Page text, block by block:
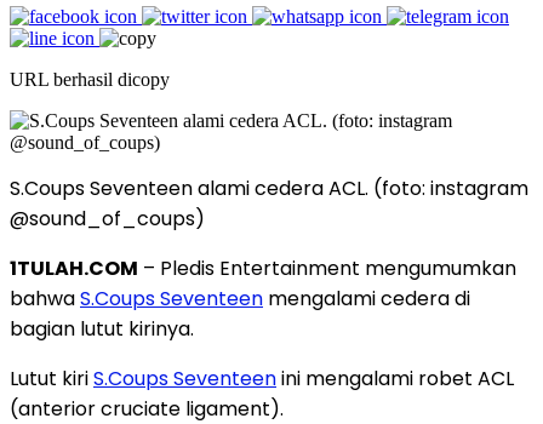
URL berhasil dicopy
S.Coups Seventeen alami cedera ACL. (foto: instagram
@sound_of_coups)
1TULAH.COM – Pledis Entertainment mengumumkan
bahwaS.Coups Seventeen mengalami cedera di
bagian lutut kirinya.
Lutut kiriS.Coups Seventeenini mengalami robet ACL
(anterior cruciate ligament).